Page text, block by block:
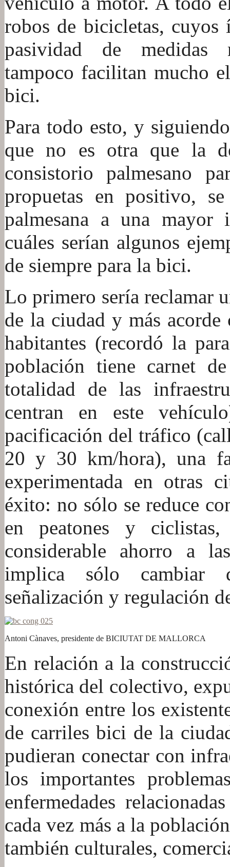
robos de bicicletas,
pasividad de medidas
tampoco facilitan mucho
bici.
Para todo esto, y
que no es otra que la
consistorio palmesano
propuetas en positivo,
palmesana a una mayor
cuáles serían algunos
de siempre para la bici.
Lo primero sería reclamar
de la ciudad y más acorde
habitantes (recordó la
población tiene carnet
totalidad de las
centran en este
pacificación del tráfico
20 y 30 km/hora), una
experimentada en otras
éxito: no sólo se reduce
en peatones y
considerable ahorro a
implica sólo cambiar
señalización y regulación
Antoni Cànaves, presidente de BICIUTAT DE MALLORCA
En relación a la
histórica del colectivo,
conexión entre los
de carriles bici de la
pudieran conectar con
los importantes
enfermedades
cada vez más a la
también culturales,